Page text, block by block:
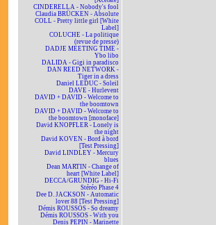
CINDERELLA - Nobody's fool
Claudia BRÜCKEN - Absolute
COLL - Pretty little girl [White
Label]
COLUCHE - La politique
(revue de presse)
DADJE MEETING TIME -
Ybo libo
DALIDA - Gigi in paradisco
DAN REED NETWORK -
Tiger in a dress
Daniel LEDUC - Soleil
DAVE - Hurlevent
DAVID + DAVID - Welcome to
the boomtown
DAVID + DAVID - Welcome to
the boomtown [monoface]
David KNOPFLER - Lonely is
the night
David KOVEN - Bord à bord
[Test Pressing]
David LINDLEY - Mercury
blues
Dean MARTIN - Change of
heart [White Label]
DECCA/GRUNDIG - Hi-Fi
Stéréo Phase 4
Dee D. JACKSON - Automatic
lover 88 [Test Pressing]
Démis ROUSSOS - So dreamy
Démis ROUSSOS - With you
Denis PEPIN - Marinette